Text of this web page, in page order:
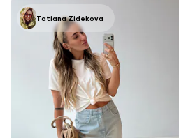
Tatiana Zidekova